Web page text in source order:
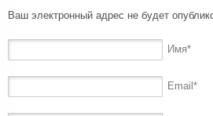
Ваш электронный адрес не будет
Имя*
Email *